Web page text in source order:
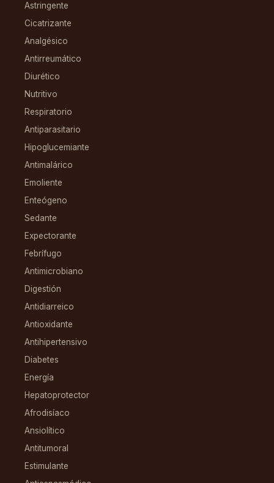
Astringente
Cicatrizante
Analgésico
Antirreumático
Diurético
Nutritivo
Respiratorio
Antiparasitario
Hipoglucemiante
Antimalárico
Emoliente
Enteógeno
Sedante
Expectorante
Febrífugo
Antimicrobiano
Digestión
Antidiarreico
Antioxidante
Antihipertensivo
Diabetes
Energía
Hepatoprotector
Afrodisíaco
Ansiolítico
Antitumoral
Estimulante